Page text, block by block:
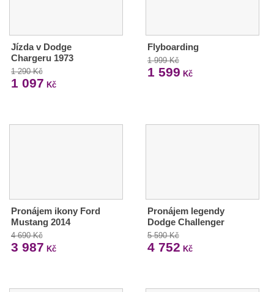
Jízda v Dodge
Chargeru 1973
1 290 Kč
1 097 Kč
Flyboarding
1 999 Kč
1 599 Kč
Pronájem ikony Ford
Mustang 2014
4 690 Kč
3 987 Kč
Pronájem legendy
Dodge Challenger
5 590 Kč
4 752 Kč